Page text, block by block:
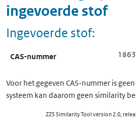
ingevoerde stof
Ingevoerde stof:
CAS-nummer
Voor het gegeven CAS-nummer is
systeem kan daarom geen similarity
ZZS Similarity Tool version 2.0,